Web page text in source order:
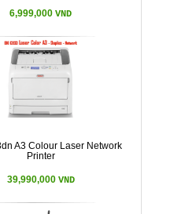
6,999,000VND
A3 Colour Laser Network
Printer
39,990,000 VND